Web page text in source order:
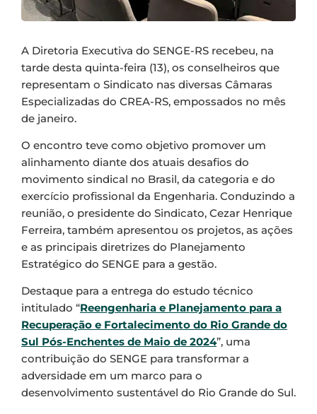
A Diretoria Executiva do SENGE-RS recebeu, na
tarde desta quinta-feira (13), os conselheiros que
representam o Sindicato nas diversas Câmaras
Especializadas do CREA-RS, empossados no mês
de janeiro.
O encontro teve como objetivo promover um
alinhamento diante dos atuais desafios do
movimento sindical no Brasil, da categoria e do
exercício profissional da Engenharia. Conduzindo a
reunião, o presidente do Sindicato, Cezar Henrique
Ferreira, também apresentou os projetos, as ações
e as principais diretrizes do Planejamento
Estratégico do SENGE para a gestão.
Destaque para a entrega do estudo técnico
intitulado “Reengenharia e Planejamento para a
Recuperação e Fortalecimento do Rio Grande do
Sul Pós-Enchentes de Maio de 2024”, uma
contribuição do SENGE para transformar a
adversidade em um marco para o
desenvolvimento sustentável do Rio Grande do Sul.